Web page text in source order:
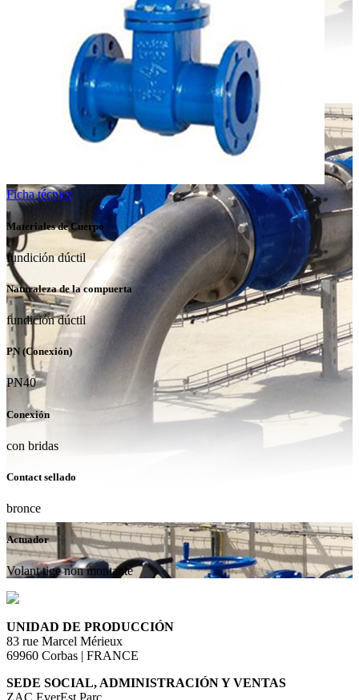
Ficha técnica
Materiales de Cuerpo
fundición dúctil
Naturaleza de la compuerta
fundición dúctil
PN (Conexión)
PN40
Conexión
con bridas
Contact sellado
bronce
Actuador
Volant tige non montante
UNIDAD DE PRODUCCIÓN
83 rue Marcel Mérieux
69960 Corbas | FRANCE
SEDE SOCIAL, ADMINISTRACIÓN Y VENTAS